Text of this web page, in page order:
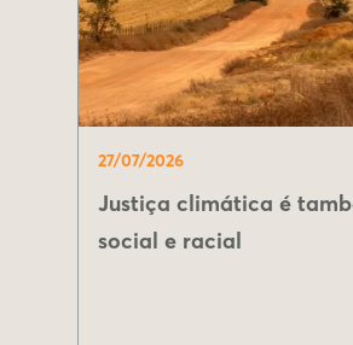
27/07/2026
Justiça climática é
social e racial